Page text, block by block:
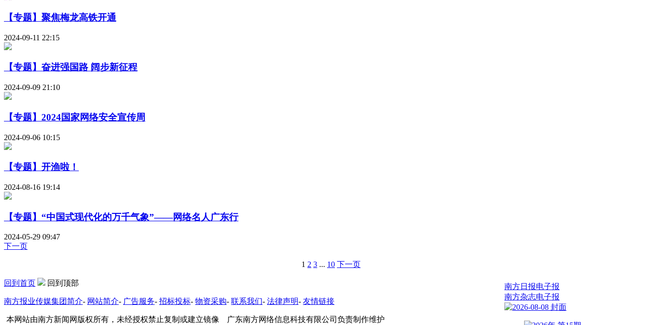
【专题】聚焦梅龙高铁开通
2024-09-11 22:15
【专题】奋进强国路 阔步新征程
2024-09-09 21:10
【专题】2024国家网络安全宣传周
2024-09-06 10:15
【专题】开渔啦！
2024-08-16 19:14
【专题】“中国式现代化的万千气象”——网络名人广东行
2024-05-29 09:47
下一页
1 2 3 ... 10 下一页
回到首页 回到顶部
南方报业传媒集团简介- 网站简介- 广告服务- 招标投标- 物资采购- 联系我们- 法律声明- 友情链接
本网站由南方新闻网版权所有，未经授权禁止复制或建立镜像 广东南方网络信息科技有限公司负责制作维护